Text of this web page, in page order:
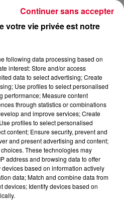
PAYSAGE PARADISIAQUE !
par La rédaction
votre vie privée est notre
following data processing based on
interest: Store and/or access
data to select advertising; Create
Use profiles to select personalised
performance; Measure content
through statistics or combinations
and improve services; Create
profiles to select personalised
content; Ensure security, prevent and
and present advertising and content;
These technologies may
address and browsing data to offer
based on information actively
data; Match and combine data from
devices; Identify devices based on
Continuer sans accepter